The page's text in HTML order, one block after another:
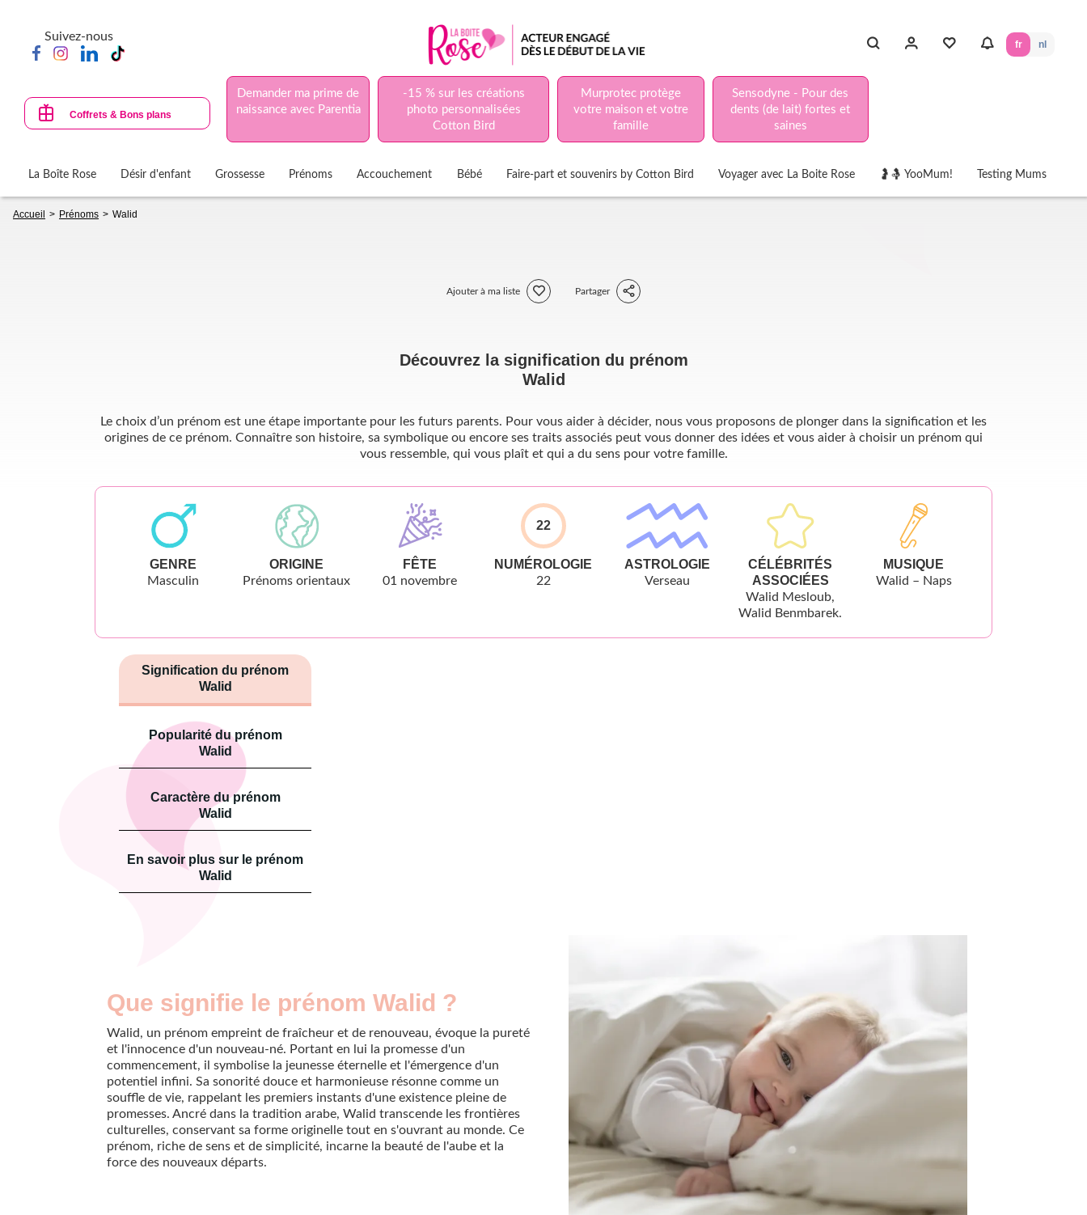
contenu
principal
Suivez-nous
fr nl
Coffrets & Bons plans
Demander ma prime de
naissance avec Parentia
-15 % sur les créations
photo personnalisées
Cotton Bird
Murprotec protège
votre maison et votre
famille
Sensodyne - Pour des
dents (de lait) fortes et
saines
La Boîte Rose Désir d'enfant Grossesse Prénoms Accouchement Bébé Faire-part et souvenirs by Cotton Bird Voyager avec La Boite Rose 🤰🤱 YooMum! Testing Mums
d'Ariane
Accueil Prénoms Walid
Ajouter à ma liste Partager
Découvrez la signification du prénom
Walid
Le choix d’un prénom est une étape importante pour les futurs parents. Pour vous aider à décider, nous vous proposons de plonger dans la signification et les
origines de ce prénom. Connaître son histoire, sa symbolique ou encore ses traits associés peut vous donner des idées et vous aider à choisir un prénom qui
vous ressemble, qui vous plaît et qui a du sens pour votre famille.
GENRE
Masculin
ORIGINE
Prénoms orientaux
FÊTE
01 novembre
22
NUMÉROLOGIE
22
ASTROLOGIE
Verseau
CÉLÉBRITÉS
ASSOCIÉES
Walid Mesloub,
Walid Benmbarek.
MUSIQUE
Walid – Naps
Signification du prénom
Walid
Popularité du prénom
Walid
Caractère du prénom
Walid
En savoir plus sur le prénom
Walid
Que signifie le prénom Walid ?
Walid, un prénom empreint de fraîcheur et de renouveau, évoque la pureté
et l'innocence d'un nouveau-né. Portant en lui la promesse d'un
commencement, il symbolise la jeunesse éternelle et l'émergence d'un
potentiel infini. Sa sonorité douce et harmonieuse résonne comme un
souffle de vie, rappelant les premiers instants d'une existence pleine de
promesses. Ancré dans la tradition arabe, Walid transcende les frontières
culturelles, conservant sa forme originelle tout en s'ouvrant au monde. Ce
prénom, riche de sens et de simplicité, incarne la beauté de l'aube et la
force des nouveaux départs.